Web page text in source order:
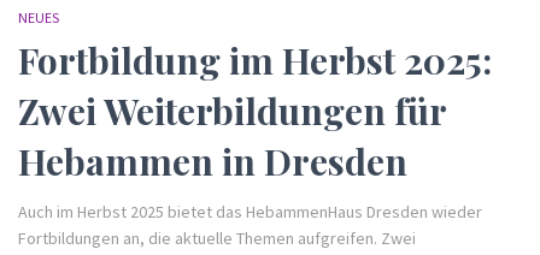
NEUES
Fortbildung im Herbst 2025:
Zwei Weiterbildungen für
Hebammen in Dresden
Auch im Herbst 2025 bietet das HebammenHaus Dresden wieder
Fortbildungen an, die aktuelle Themen aufgreifen. Zwei